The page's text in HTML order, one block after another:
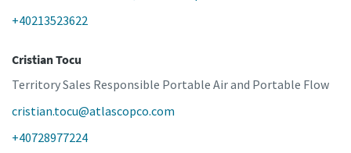
+40213523622
Cristian Tocu
Territory Sales Responsible Portable Air and Portable Flow
cristian.tocu@atlascopco.com
+40728977224